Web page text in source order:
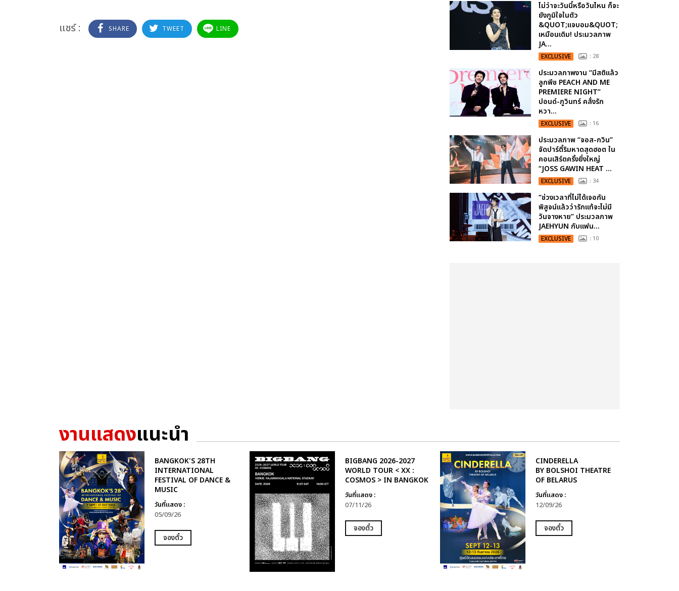
แชร์ : SHARE TWEET LINE
ไม่ว่าจะวันนี้หรือวันไหน ก็จะ
ยังภูมิใจในตัว
&QUOT;แจบอม&QUOT;
เหมือนเดิม! ประมวลภาพ
JA...
EXCLUSIVE : 28
ประมวลภาพงาน “มีสติแล้ว
ลูกพีช PEACH AND ME
PREMIERE NIGHT”
ปอนด์-ภูวินทร์ คลั่งรัก
หวา...
EXCLUSIVE : 16
ประมวลภาพ “จอส-กวิน”
จัดปาร์ตี้ริมหาดสุดฮอต ใน
คอนเสิร์ตครั้งยิ่งใหญ่
“JOSS GAWIN HEAT ...
EXCLUSIVE : 34
“ช่วงเวลาที่ไม่ได้เจอกัน
พิสูจน์แล้วว่ารักแท้จะไม่มี
วันจางหาย” ประมวลภาพ
JAEHYUN กับแฟน...
EXCLUSIVE : 10
งานแสดงแนะนำ
BANGKOK'S 28TH
INTERNATIONAL
FESTIVAL OF DANCE &
MUSIC
วันที่แสดง :
05/09/26
จองตั๋ว
BIGBANG 2026-2027
WORLD TOUR < XX :
COSMOS > IN BANGKOK
วันที่แสดง :
07/11/26
จองตั๋ว
CINDERELLA
BY BOLSHOI THEATRE
OF BELARUS
วันที่แสดง :
12/09/26
จองตั๋ว